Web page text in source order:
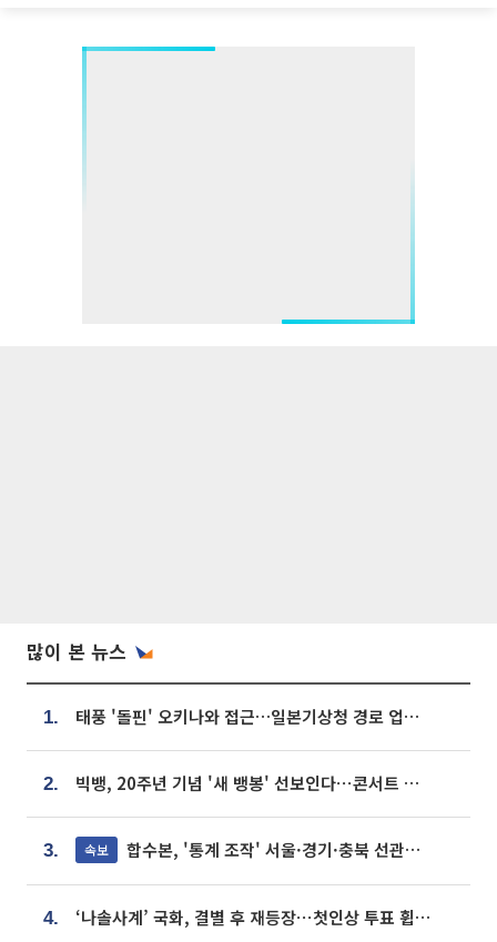
많이 본 뉴스
1. 태풍 '돌핀' 오키나와 접근…일본기상청 경로 업데이트
2. 빅뱅, 20주년 기념 '새 뱅봉' 선보인다⋯콘서트 앞두고 팝업 개최
3. 속보 합수본, '통계 조작' 서울·경기·충북 선관위 등 추가 압수수색
4. ‘나솔사계’ 국화, 결별 후 재등장⋯첫인상 투표 휩쓸고 ‘인기녀’ 등극